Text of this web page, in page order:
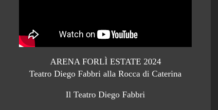
ARENA FORLÌ ESTATE 2024
Teatro Diego Fabbri alla Rocca di Caterina
Il Teatro Diego Fabbri